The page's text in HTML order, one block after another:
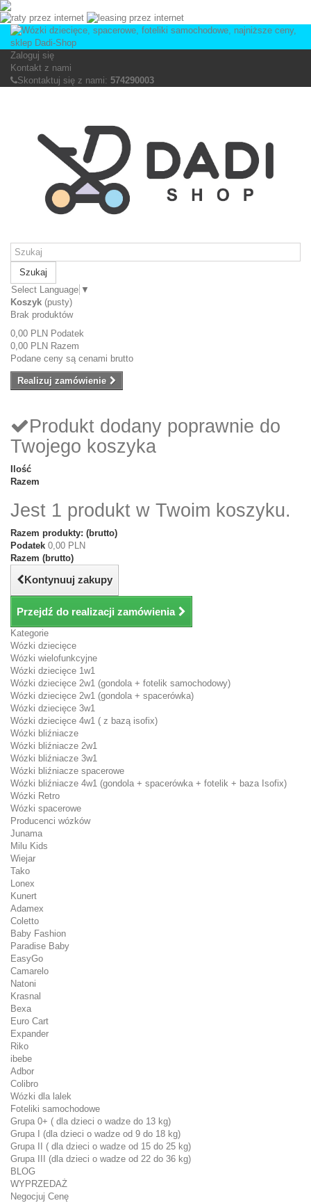
Zaloguj się
Kontakt z nami
Skontaktuj się z nami: 574290003
Szukaj
Select Language ▼
Koszyk (pusty)
Brak produktów
0,00 PLN Podatek
0,00 PLN Razem
Podane ceny są cenami brutto
Realizuj zamówienie
Produkt dodany poprawnie do
Twojego koszyka
Ilość
Razem
Jest 1 produkt w Twoim koszyku.
Razem produkty: (brutto)
Podatek 0,00 PLN
Razem (brutto)
Kontynuuj zakupy
Przejdź do realizacji zamówienia
Kategorie
Wózki dziecięce
Wózki wielofunkcyjne
Wózki dziecięce 1w1
Wózki dziecięce 2w1 (gondola + fotelik samochodowy)
Wózki dziecięce 2w1 (gondola + spacerówka)
Wózki dziecięce 3w1
Wózki dziecięce 4w1 ( z bazą isofix)
Wózki bliźniacze
Wózki bliźniacze 2w1
Wózki bliźniacze 3w1
Wózki bliźniacze spacerowe
Wózki bliźniacze 4w1 (gondola + spacerówka + fotelik + baza Isofix)
Wózki Retro
Wózki spacerowe
Producenci wózków
Junama
Milu Kids
Wiejar
Tako
Lonex
Kunert
Adamex
Coletto
Baby Fashion
Paradise Baby
EasyGo
Camarelo
Natoni
Krasnal
Bexa
Euro Cart
Expander
Riko
ibebe
Adbor
Colibro
Wózki dla lalek
Foteliki samochodowe
Grupa 0+ ( dla dzieci o wadze do 13 kg)
Grupa I (dla dzieci o wadze od 9 do 18 kg)
Grupa II ( dla dzieci o wadze od 15 do 25 kg)
Grupa III (dla dzieci o wadze od 22 do 36 kg)
BLOG
WYPRZEDAŻ
Negocjuj Cenę